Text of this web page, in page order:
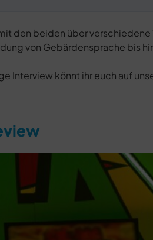
den beiden über
von Gebärdensprache bis
Interview könnt ihr euch auf